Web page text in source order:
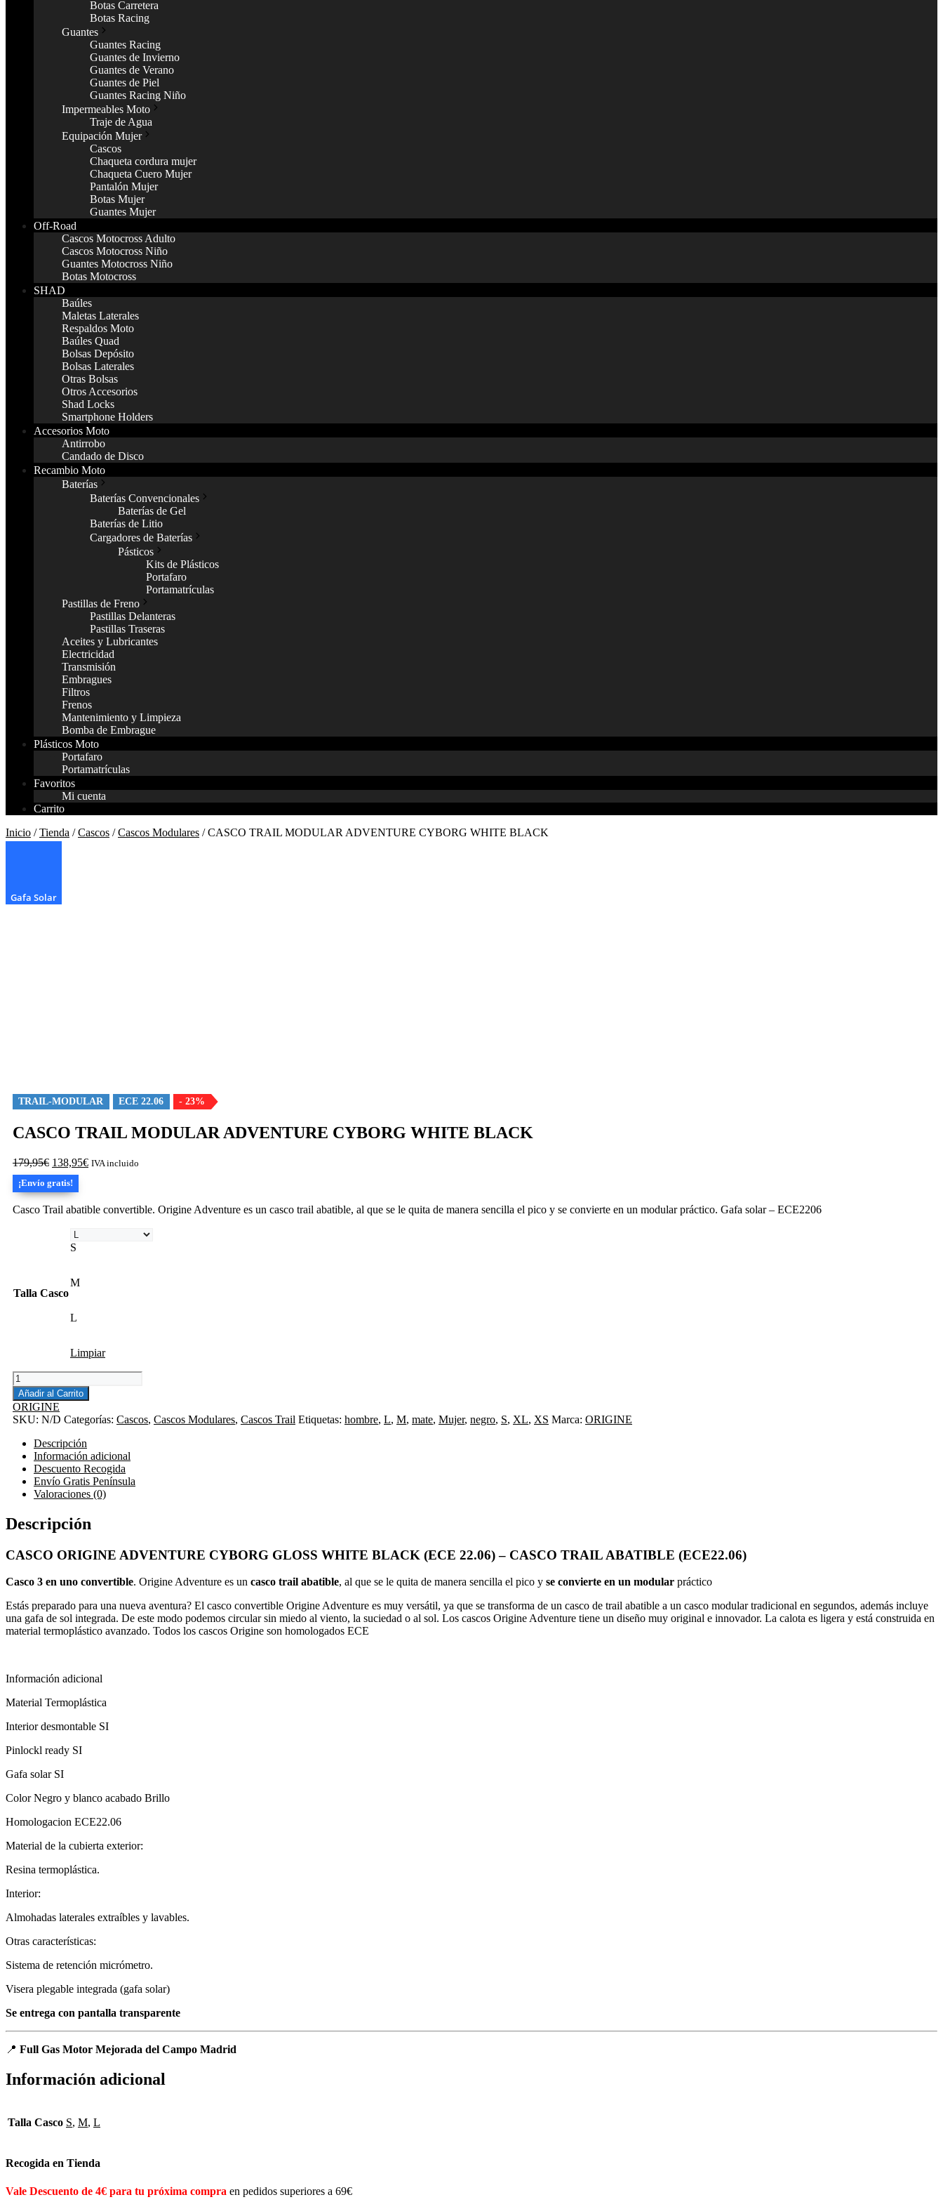
Botas Carretera
Botas Racing
Guantes
Guantes Racing
Guantes de Invierno
Guantes de Verano
Guantes de Piel
Guantes Racing Niño
Impermeables Moto
Traje de Agua
Equipación Mujer
Cascos
Chaqueta cordura mujer
Chaqueta Cuero Mujer
Pantalón Mujer
Botas Mujer
Guantes Mujer
Off-Road
Cascos Motocross Adulto
Cascos Motocross Niño
Guantes Motocross Niño
Botas Motocross
SHAD
Baúles
Maletas Laterales
Respaldos Moto
Baúles Quad
Bolsas Depósito
Bolsas Laterales
Otras Bolsas
Otros Accesorios
Shad Locks
Smartphone Holders
Accesorios Moto
Antirrobo
Candado de Disco
Recambio Moto
Baterías
Baterías Convencionales
Baterías de Gel
Baterías de Litio
Cargadores de Baterías
Pásticos
Kits de Plásticos
Portafaro
Portamatrículas
Pastillas de Freno
Pastillas Delanteras
Pastillas Traseras
Aceites y Lubricantes
Electricidad
Transmisión
Embragues
Filtros
Frenos
Mantenimiento y Limpieza
Bomba de Embrague
Plásticos Moto
Portafaro
Portamatrículas
Favoritos
Mi cuenta
Carrito
Inicio /Tienda /Cascos /Cascos Modulares / CASCO TRAIL MODULAR ADVENTURE CYBORG WHITE BLACK
¡Oferta!
Gafa Solar
Gafa Solar
TRAIL-MODULAR ECE 22.06 - 23%
CASCO TRAIL MODULAR ADVENTURE CYBORG WHITE BLACK
179,95€ El
precio
original
era:
179,95€.
138,95€El
138,95€.
IVA incluido
¡Envío gratis!
Casco Trail abatible convertible. Origine Adventure es un casco trail abatible, al que se le quita de manera sencilla el pico y se convierte en un modular práctico. Gafa solar – ECE2206
Talla Casco
S
M
L
Limpiar
CASCO
TRAIL
MODULAR
ADVENTURE
CYBORG
WHITE
BLACK
cantidad
Añadir al Carrito
ORIGINE
SKU: N/D Categorías: Cascos, Cascos Modulares, Cascos Trail Etiquetas: hombre, L, M, mate, Mujer, negro, S, XL, XS Marca: ORIGINE
Descripción
Información adicional
Descuento Recogida
Envío Gratis Península
Valoraciones (0)
Descripción
CASCO ORIGINE ADVENTURE CYBORG GLOSS WHITE BLACK (ECE 22.06) – CASCO TRAIL ABATIBLE (ECE22.06)
Casco 3 en uno convertible. Origine Adventure es un casco trail abatible, al que se le quita de manera sencilla el pico y se convierte en un modular práctico
Estás preparado para una nueva aventura? El casco convertible Origine Adventure es muy versátil, ya que se transforma de un casco de trail abatible a un casco modular tradicional en segundos, además incluye
una gafa de sol integrada. De este modo podemos circular sin miedo al viento, la suciedad o al sol. Los cascos Origine Adventure tiene un diseño muy original e innovador. La calota es ligera y está construida en
material termoplástico avanzado. Todos los cascos Origine son homologados ECE
Información adicional
Material Termoplástica
Interior desmontable SI
Pinlockl ready SI
Gafa solar SI
Color Negro y blanco acabado Brillo
Homologacion ECE22.06
Material de la cubierta exterior:
Resina termoplástica.
Interior:
Almohadas laterales extraíbles y lavables.
Otras características:
Sistema de retención micrómetro.
Visera plegable integrada (gafa solar)
Se entrega con pantalla transparente
📍 Full Gas Motor Mejorada del Campo Madrid
Información adicional
Talla Casco S, M, L
Recogida en Tienda
Vale Descuento de 4€ para tu próxima compra en pedidos superiores a 69€